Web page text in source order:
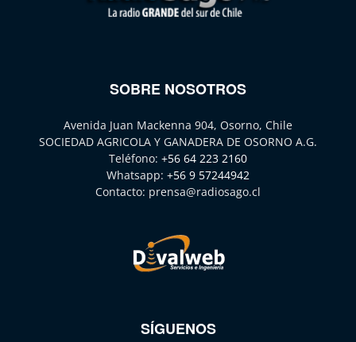
SOBRE NOSOTROS
Avenida Juan Mackenna 904, Osorno, Chile
SOCIEDAD AGRICOLA Y GANADERA DE OSORNO A.G.
Teléfono: +56 64 223 2160
Whatsapp: +56 9 57244942
Contacto: prensa@radiosago.cl
SÍGUENOS